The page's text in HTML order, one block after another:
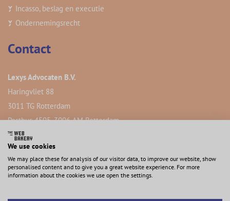
Incasso, beslag en executie
Ondernemingsrecht
Contact
Lexys Advocaten B.V.
Haringvliet 88
3011 TG Rotterdam
Postbus 4505, 3006 AM Rotterdam
We use cookies
We may place these for analysis of our visitor data, to improve our website, show
personalised content and to give you a great website experience. For more
information about the cookies we use open the settings.